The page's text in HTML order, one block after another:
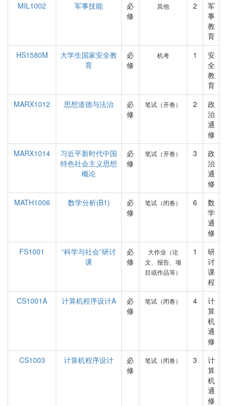
MIL1002
军事技能
必
修
其他 2
军
事
教
育
HS1580M
大学生国家安全教
育
必
修
机考 1
安
全
教
育
MARX1012
思想道德与法治
必
修
笔试（开卷） 2
政
治
通
修
MARX1014
习近平新时代中国
特色社会主义思想
概论
必
修
笔试（开卷） 3
政
治
通
修
MATH1006
数学分析(B1)
必
修
笔试（闭卷） 6
数
学
通
修
FS1001
“科学与社会”研讨
课
必
修
大作业（论
文、报告、项
目或作品等）
1
研
讨
课
程
CS1001A
计算机程序设计A
必
修
笔试（闭卷） 4
计
算
机
通
修
CS1003
计算机程序设计
必
修
笔试（闭卷） 3
计
算
机
通
修